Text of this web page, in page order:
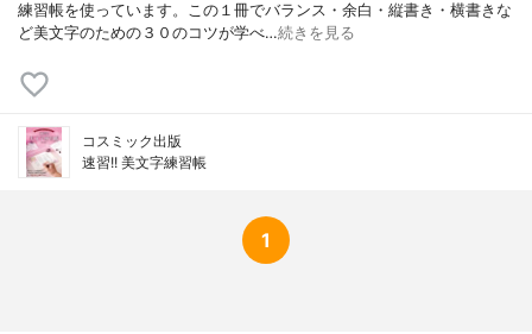
練習帳を使っています。この１冊でバランス・余白・縦書き・横書きな
ど美文字のための３０のコツが学べ…続きを見る
コスミック出版
速習!! 美文字練習帳
1